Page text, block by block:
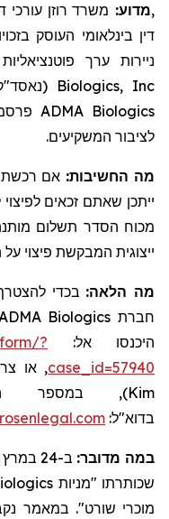
,מדוע: משרד רוזן עורכי
דין בינלאומי העוסק
ניירות ערך
Biologics, Inc
ADMA Biologics
לציבור המשקיעים.
מה החשיבות: אם
ייתכן שאתם זכאים
מכוח הסדר תשלום
ייצוגית המבקשת פיצוי
מה הלאה: בכדי
חברת Biologics
היכנסו אל: ?
case_id=57940, או
Kim
בדוא"ל:
במה מדובר: ב-24 במרץ 2026,
שכותרתו "מניות
מוכרי שורט". במאמר נ